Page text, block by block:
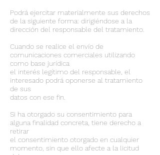
Podrá ejercitar materialmente sus derechos
de la siguiente forma: dirigiéndose a la
dirección del responsable del tratamiento.
Cuando se realice el envío de
comunicaciones comerciales utilizando
como base jurídica
el interés legítimo del responsable, el
interesado podrá oponerse al tratamiento
de sus
datos con ese fin.
Si ha otorgado su consentimiento para
alguna finalidad concreta, tiene derecho a
retirar
el consentimiento otorgado en cualquier
momento, sin que ello afecte a la licitud